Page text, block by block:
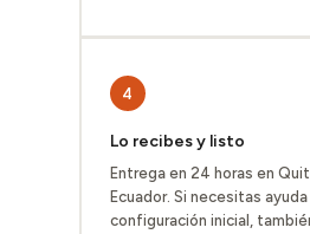
4
Lo recibes y listo
Entrega en 24 horas en
Ecuador. Si necesitas
configuración inicial,